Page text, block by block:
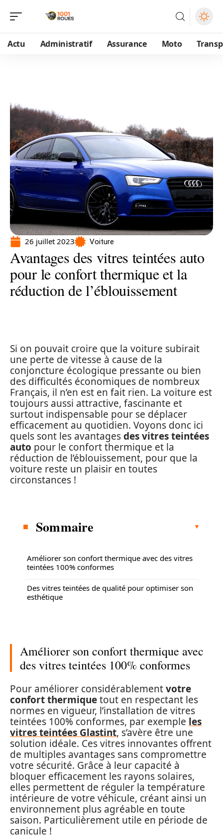
Actu Administratif Assurance Moto
26 juillet 2023 Voiture
Avantages des vitres teintées auto
pour le confort thermique et la
réduction de l’éblouissement
Si on pouvait croire que la voiture subirait
une perte de vitesse à cause de la
conjoncture écologique pressante ou bien
des difficultés économiques de nombreux
Français, il n’en est en fait rien. La voiture est
toujours aussi attractive, fascinante et
surtout indispensable pour se déplacer
efficacement au quotidien. Voyons donc ici
quels sont les avantagesdes vitres teintées
auto pour le confort thermique et la
réduction de l’éblouissement, pour que la
voiture reste un plaisir en toutes
circonstances !
Sommaire
Améliorer son confort thermique avec des vitres
teintées 100% conformes
Des vitres teintées de qualité pour optimiser son
esthétique
Améliorer son confort thermique avec
des vitres teintées 100% conformes
Pour améliorer considérablementvotre
confort thermiquetout en respectant les
normes en vigueur, l’installation de vitres
teintées 100% conformes, par exemple les
vitres teintées Glastint, s’avère être une
solution idéale. Ces vitres innovantes offrent
de multiples avantages sans compromettre
votre sécurité. Grâce à leur capacité à
bloquer efficacement les rayons solaires,
elles permettent de réguler la température
intérieure de votre véhicule, créant ainsi un
environnement plus agréable en toute
saison. Particulièrement utile en période de
canicule !